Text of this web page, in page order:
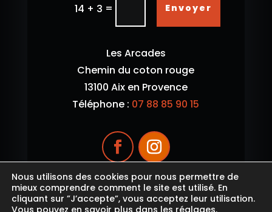
14 + 3 = Envoyer
Les Arcades
Chemin du coton rouge
13100 Aix en Provence
Téléphone : 07 88 85 90 15
Nous utilisons des cookies pour nous permettre de
mieux comprendre comment le site est utilisé. En
cliquant sur ”J’accepte”, vous acceptez leur utilisation.
Vous pouvez en savoir plus dans les réglages.